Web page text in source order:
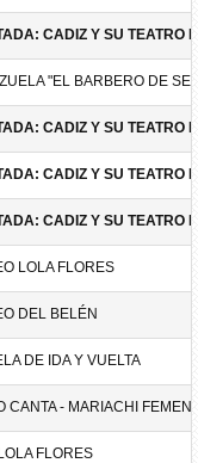
CADIZ Y SU TEATRO
"EL BARBERO DE
CADIZ Y SU TEATRO
CADIZ Y SU TEATRO
CADIZ Y SU TEATRO
LOLA FLORES
DEL BELÉN
DE IDA Y VUELTA
CANTA - MARIACHI
FLORES